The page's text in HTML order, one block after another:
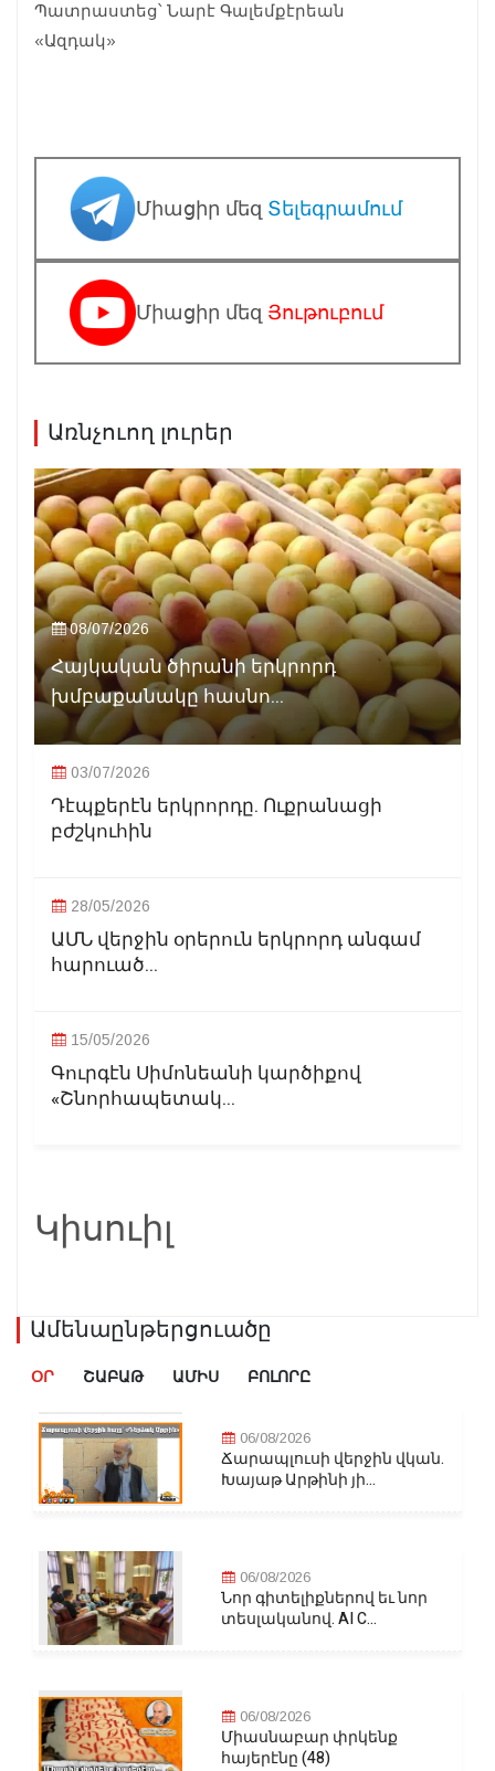
Պատրաստեց՝ Նարէ Գալեմքէրեան
«Ազդակ»
Միացիր մեզ Տելեգրամում
Միացիր մեզ Յութուբում
Առնչուող լուրեր
08/07/2026
Հայկական ծիրանի երկրորդ
խմբաքանակը հասնո...
03/07/2026
Դէպքերէն երկրորդը. Ուքրանացի
բժշկուհին
28/05/2026
ԱՄՆ վերջին օրերուն երկրորդ անգամ
հարուած...
15/05/2026
Գուրգէն Սիմոնեանի կարծիքով
«Շնորհապետակ...
Կիսուիլ
Ամենաընթերցուածը
ՕՐ ՇԱԲԱԹ ԱՄԻՍ ԲՈԼՈՐԸ
06/08/2026
Ճարապլուսի վերջին վկան.
Խայաթ Արթինի յի...
06/08/2026
Նոր գիտելիքներով եւ նոր
տեսլականով. AI C...
06/08/2026
Միասնաբար փրկենք
հայերէնը (48)